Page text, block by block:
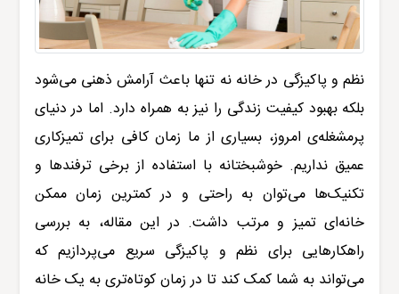
نظم و پاکیزگی در خانه نه تنها باعث آرامش ذهنی می‌شود
بلکه بهبود کیفیت زندگی را نیز به همراه دارد. اما در دنیای
پرمشغله‌ی امروز، بسیاری از ما زمان کافی برای تمیزکاری
عمیق نداریم. خوشبختانه با استفاده از برخی ترفندها و
تکنیک‌ها می‌توان به راحتی و در کمترین زمان ممکن
خانه‌ای تمیز و مرتب داشت. در این مقاله، به بررسی
راهکارهایی برای نظم و پاکیزگی سریع می‌پردازیم که
می‌تواند به شما کمک کند تا در زمان کوتاه‌تری به یک خانه